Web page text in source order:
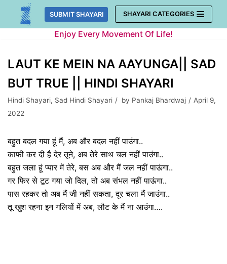
Skip
SUBMIT SHAYARI SHAYARI CATEGORIES
Enjoy Every Movement Of Life!
LAUT KE MEIN NA AAYUNGA|| SAD
BUT TRUE || HINDI SHAYARI
Hindi Shayari, Sad Hindi Shayari by Pankaj Bhardwaj
April 9,
2022
बहुत बदल गया हूं मैं, अब और बदल नहीं पाउंगा..
काफी कर दी है देर तूने, अब तेरे साथ चल नहीं पाउंगा..
बहुत जला हूं प्यार में तेरे, बस अब और मैं जल नहीं पाऊंगा..
गर फिर से टूट गया जो दिल, तो अब संभल नहीं पाऊंगा..
पास रहकर तो अब मैं जी नहीं सकता, दूर चला मैं जाउंगा..
तू खुश रहना इन गलियों में अब, लौट के मैं ना आउंगा….